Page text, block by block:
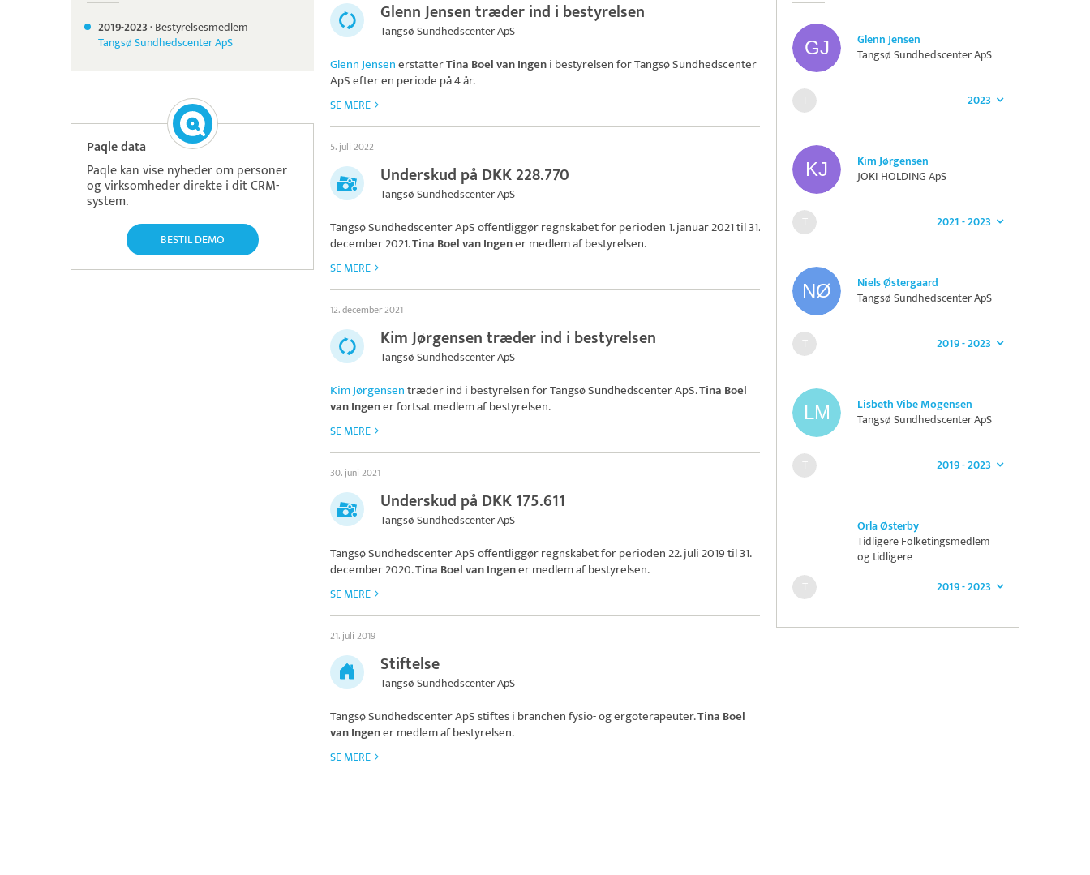
Glenn Jensen
Tangsø Sundhedscenter ApS
2023
Kim Jørgensen
JOKI HOLDING ApS
2021 - 2023
Niels Østergaard
Tangsø Sundhedscenter ApS
2019 - 2023
Lisbeth Vibe Mogensen
Tangsø Sundhedscenter ApS
2019 - 2023
Orla Østerby
Tidligere Folketingsmedlem
og tidligere
2019 - 2023
2019-2023· Bestyrelsesmedlem
Tangsø Sundhedscenter ApS
Paqle data
Paqle kan vise nyheder om personer
og virksomheder direkte i dit CRM-
system.
BESTIL DEMO
Glenn Jensen træder ind i bestyrelsen
Tangsø Sundhedscenter ApS
Glenn JensenerstatterTina Boel van Ingeni bestyrelsen forTangsø Sundhedscenter
ApSefter en periode på 4 år.
SE MERE
5. juli 2022
Underskud på DKK 228.770
Tangsø Sundhedscenter ApS
Tangsø Sundhedscenter ApSoffentliggør regnskabet for perioden 1. januar 2021 til 31.
december 2021.Tina Boel van Ingener medlem af bestyrelsen.
SE MERE
12. december 2021
Kim Jørgensen træder ind i bestyrelsen
Tangsø Sundhedscenter ApS
Kim Jørgensentræder ind i bestyrelsen forTangsø Sundhedscenter ApS.Tina Boel
van Ingener fortsat medlem af bestyrelsen.
SE MERE
30. juni 2021
Underskud på DKK 175.611
Tangsø Sundhedscenter ApS
Tangsø Sundhedscenter ApSoffentliggør regnskabet for perioden 22. juli 2019 til 31.
december 2020.Tina Boel van Ingener medlem af bestyrelsen.
SE MERE
21. juli 2019
Stiftelse
Tangsø Sundhedscenter ApS
Tangsø Sundhedscenter ApSstiftes i branchen fysio- og ergoterapeuter.Tina Boel
van Ingener medlem af bestyrelsen.
SE MERE